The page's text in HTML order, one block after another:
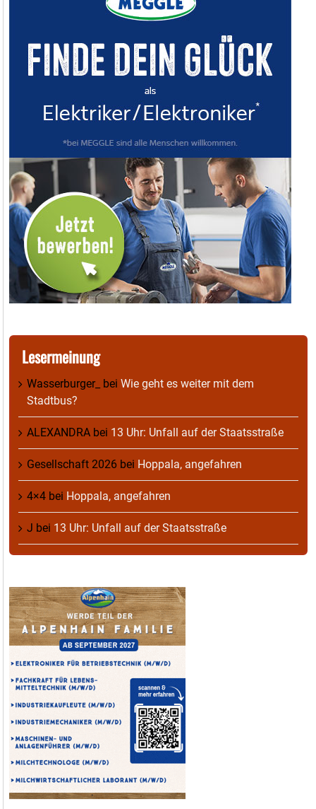
Lesermeinung
Wasserburger_ bei Wie geht es weiter mit dem
Stadtbus?
ALEXANDRA bei 13 Uhr: Unfall auf der Staatsstraße
Gesellschaft 2026 bei Hoppala, angefahren
4×4 bei Hoppala, angefahren
J bei 13 Uhr: Unfall auf der Staatsstraße